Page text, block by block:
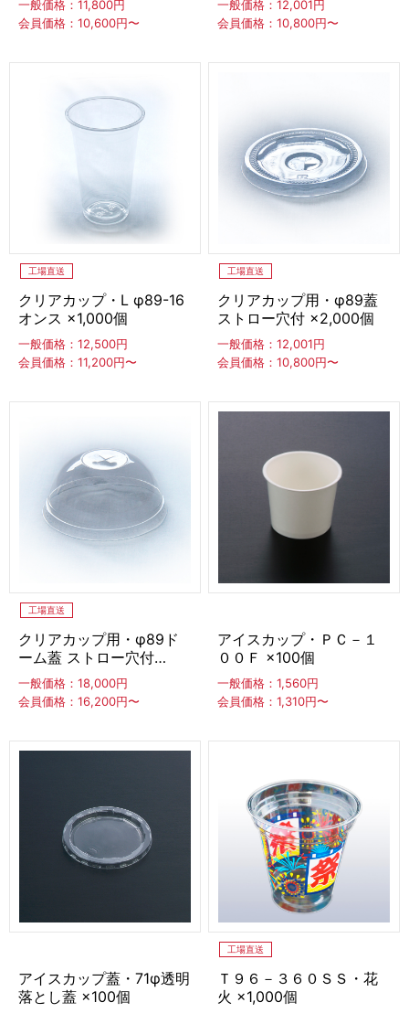
デコレーションカップ
台湾風かき氷スイーツ
台湾風かき氷 台湾風かき氷対応かき氷機
冷凍フルーツ
果実 スムージーパック
フルーツスティック
冷凍白玉もち
わらび餅・ぎゅうひ・餅
トッピング食材
あずき餡 ゼリー類 泡素材
MARULLO
一般価格：11,800円
会員価格：10,600円〜
一般価格：12,001円
会員価格：10,800円〜
工場直送
クリアカップ・L φ89-16
オンス ×1,000個
一般価格：12,500円
会員価格：11,200円〜
工場直送
クリアカップ用・φ89蓋
ストロー穴付 ×2,000個
一般価格：12,001円
会員価格：10,800円〜
工場直送
クリアカップ用・φ89ド
ーム蓋 ストロー穴付
×2,000個
一般価格：18,000円
会員価格：16,200円〜
アイスカップ・ＰＣ－１
００Ｆ ×100個
一般価格：1,560円
会員価格：1,310円〜
アイスカップ蓋・71φ透明
落とし蓋 ×100個
工場直送
Ｔ９６－３６０ＳＳ・花
火 ×1,000個